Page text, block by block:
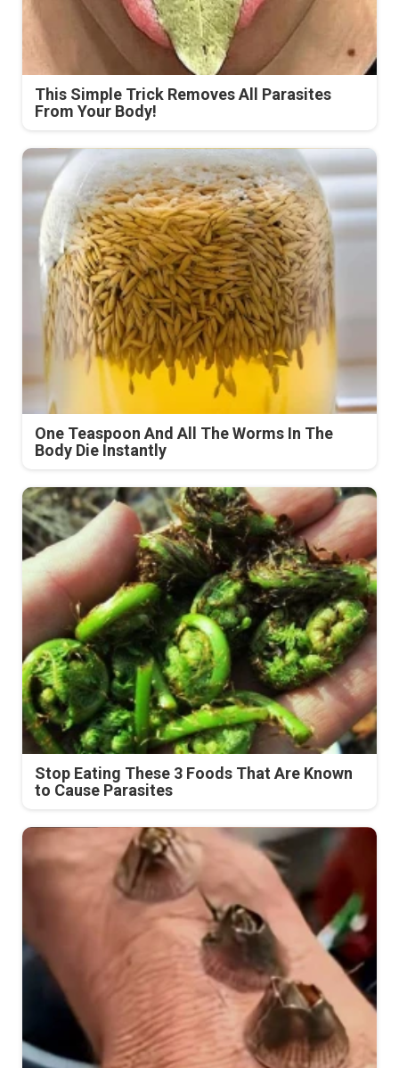
This Simple Trick Removes All Parasites
From Your Body!
One Teaspoon And All The Worms In The
Body Die Instantly
Stop Eating These 3 Foods That Are Known
to Cause Parasites